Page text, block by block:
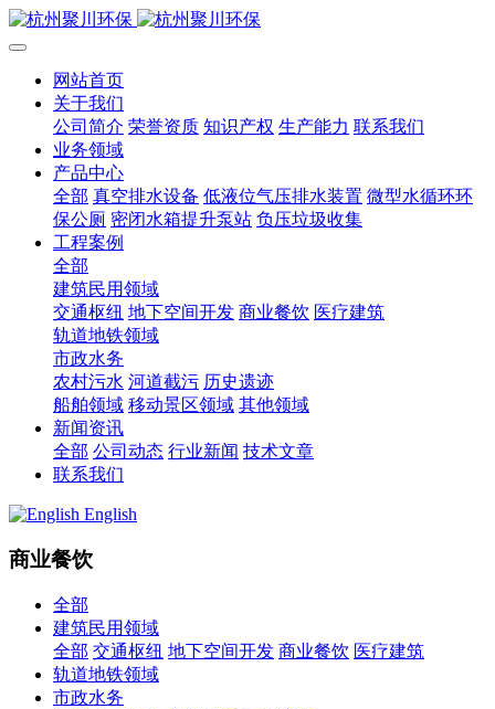
网站首页
关于我们
公司简介 荣誉资质 知识产权 生产能力 联系我们
业务领域
产品中心
全部 真空排水设备 低液位气压排水装置 微型水循环环
保公厕 密闭水箱提升泵站 负压垃圾收集
工程案例
全部
建筑民用领域
交通枢纽 地下空间开发 商业餐饮 医疗建筑
轨道地铁领域
市政水务
农村污水 河道截污 历史遗迹
船舶领域 移动景区领域 其他领域
新闻资讯
全部 公司动态 行业新闻 技术文章
联系我们
English
商业餐饮
全部
建筑民用领域
全部 交通枢纽 地下空间开发 商业餐饮 医疗建筑
轨道地铁领域
市政水务